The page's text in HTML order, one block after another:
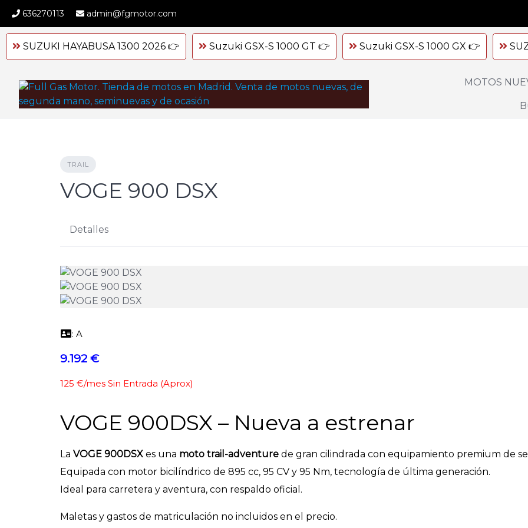
636270113 admin@fgmotor.com
SUZUKI HAYABUSA 1300 2026 👉 Suzuki GSX-S 1000 GT 👉 Suzuki GSX-S 1000 GX 👉
Skip
content
MOTOS
TRAIL
VOGE 900 DSX
Detalles
: A
9.192 €
125 €/mes Sin Entrada (Aprox)
VOGE 900DSX – Nueva a estrenar
La VOGE 900DSX es una moto trail-adventure de gran cilindrada con equipamiento premium de
Equipada con motor bicilíndrico de 895 cc, 95 CV y 95 Nm, tecnología de última generación.
Ideal para carretera y aventura, con respaldo oficial.
Maletas y gastos de matriculación no incluidos en el precio.